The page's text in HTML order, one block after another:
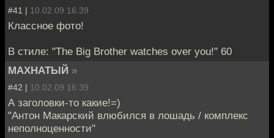
#41 | 10.02.09 16:39
Классное фото!
В стиле: "The Big Brother watches over you!" 60
МАХНАТЫЙ »
#42 | 10.02.09 16:39
А заголовки-то какие!=)
"Антон Макарский влюбился в лошадь / комплекс
неполноценности"